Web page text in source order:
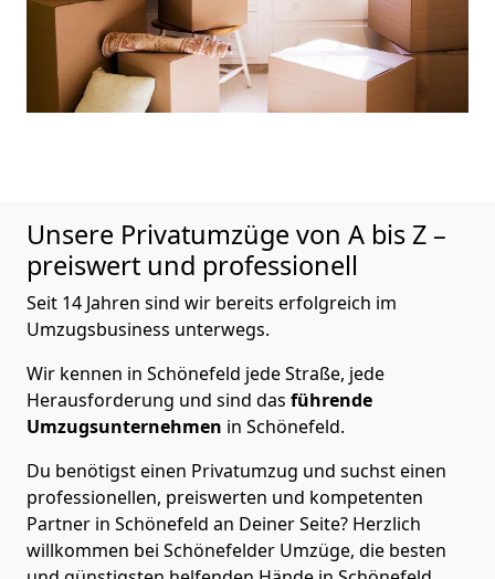
Unsere Privatumzüge von A bis Z –
preiswert und professionell
Seit 14 Jahren sind wir bereits erfolgreich im
Umzugsbusiness unterwegs.
Wir kennen in Schönefeld jede Straße, jede
Herausforderung und sind das führende
Umzugsunternehmen in Schönefeld.
Du benötigst einen Privatumzug und suchst einen
professionellen, preiswerten und kompetenten
Partner in Schönefeld an Deiner Seite? Herzlich
willkommen bei Schönefelder Umzüge, die besten